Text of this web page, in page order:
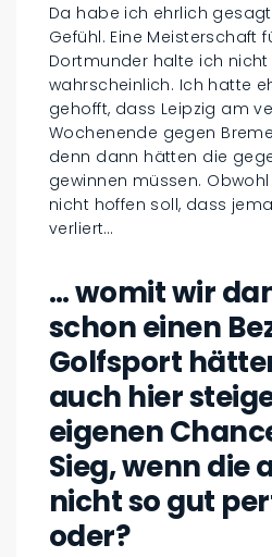
Da habe ich ehrlich
Gefühl. Eine Meisterschaft
Dortmunder halte ich
wahrscheinlich. Ich hatte
gehofft, dass Leipzig am
Wochenende gegen
denn dann hätten die
gewinnen müssen.
nicht hoffen soll, dass
verliert…
… womit wir
schon einen
Golfsport
auch hier
eigenen
Sieg, wenn die
nicht so gut
oder?